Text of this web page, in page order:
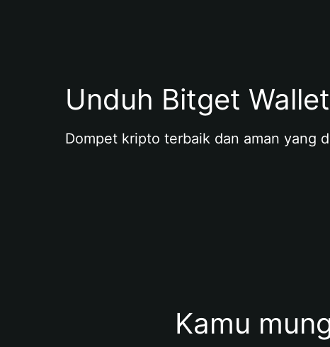
Unduh Bitget
Dompet kripto terbaik dan aman yang
Kamu